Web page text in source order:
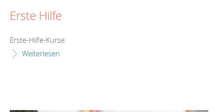
Erste Hilfe
Erste-Hilfe-Kurse
Weiterlesen